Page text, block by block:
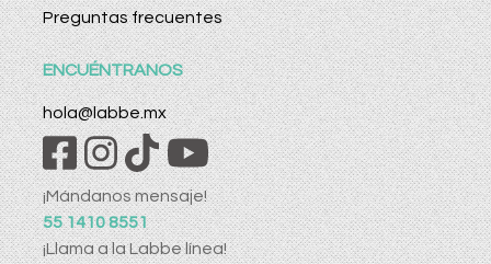
Preguntas frecuentes
ENCUÉNTRANOS
hola@labbe.mx
¡Mándanos mensaje!
55 1410 8551
¡Llama a la Labbe línea!